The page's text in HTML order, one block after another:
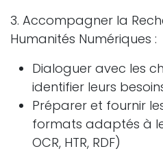
3. Accompagner la
Humanités Numériques :
Dialoguer avec les
identifier leurs
Préparer et fournir
formats adaptés à
OCR, HTR, RDF)